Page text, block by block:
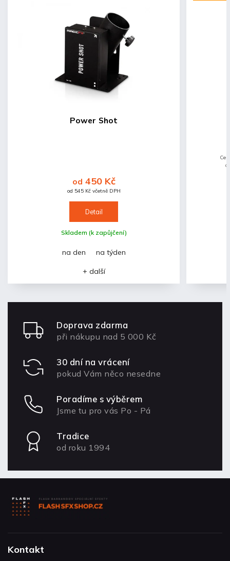
Power Shot
Skladem (k zapůjčení)
od 545 Kč včetně DPH
od 450 Kč
Detail
na den na týden
+ další
Doprava zdarma
při nákupu nad 5 000 Kč
30 dní na vrácení
pokud Vám něco nesedne
Poradíme s výběrem
Jsme tu pro vás Po - Pá
Tradice
od roku 1994
Kontakt